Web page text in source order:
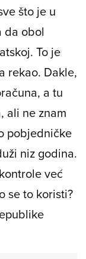
što je u
da obol
To je
rekao. Dakle,
a tu
ali ne znam
pobjedničke
niz godina.
već
se to koristi?